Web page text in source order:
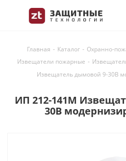
Главная - Каталог - Охранно-
Извещатели пожарные -
Извещатель дымовой 9-30В
ИП 212-141М
30В